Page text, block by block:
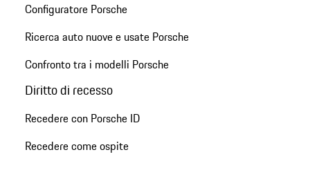
Configuratore Porsche
Ricerca auto nuove e usate Porsche
Confronto tra i modelli Porsche
Diritto di recesso
Recedere con Porsche ID
Recedere come ospite